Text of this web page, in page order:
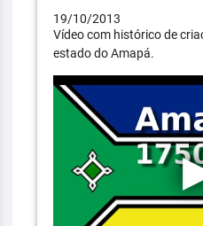
19/10/2013
Vídeo com histórico de
estado do Amapá.